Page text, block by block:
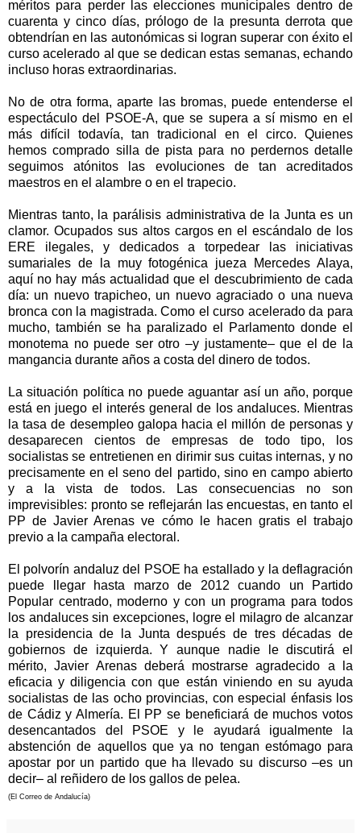
méritos para perder las elecciones municipales dentro de
cuarenta y cinco días, prólogo de la presunta derrota que
obtendrían en las autonómicas si logran superar con éxito el
curso acelerado al que se dedican estas semanas, echando
incluso horas extraordinarias.
No de otra forma, aparte las bromas, puede entenderse el
espectáculo del PSOE-A, que se supera a sí mismo en el
más difícil todavía, tan tradicional en el circo. Quienes
hemos comprado silla de pista para no perdernos detalle
seguimos atónitos las evoluciones de tan acreditados
maestros en el alambre o en el trapecio.
Mientras tanto, la parálisis administrativa de la Junta es un
clamor. Ocupados sus altos cargos en el escándalo de los
ERE ilegales, y dedicados a torpedear las iniciativas
sumariales de la muy fotogénica jueza Mercedes Alaya,
aquí no hay más actualidad que el descubrimiento de cada
día: un nuevo trapicheo, un nuevo agraciado o una nueva
bronca con la magistrada. Como el curso acelerado da para
mucho, también se ha paralizado el Parlamento donde el
monotema no puede ser otro –y justamente– que el de la
mangancia durante años a costa del dinero de todos.
La situación política no puede aguantar así un año, porque
está en juego el interés general de los andaluces. Mientras
la tasa de desempleo galopa hacia el millón de personas y
desaparecen cientos de empresas de todo tipo, los
socialistas se entretienen en dirimir sus cuitas internas, y no
precisamente en el seno del partido, sino en campo abierto
y a la vista de todos. Las consecuencias no son
imprevisibles: pronto se reflejarán las encuestas, en tanto el
PP de Javier Arenas ve cómo le hacen gratis el trabajo
previo a la campaña electoral.
El polvorín andaluz del PSOE ha estallado y la deflagración
puede llegar hasta marzo de 2012 cuando un Partido
Popular centrado, moderno y con un programa para todos
los andaluces sin excepciones, logre el milagro de alcanzar
la presidencia de la Junta después de tres décadas de
gobiernos de izquierda. Y aunque nadie le discutirá el
mérito, Javier Arenas deberá mostrarse agradecido a la
eficacia y diligencia con que están viniendo en su ayuda
socialistas de las ocho provincias, con especial énfasis los
de Cádiz y Almería. El PP se beneficiará de muchos votos
desencantados del PSOE y le ayudará igualmente la
abstención de aquellos que ya no tengan estómago para
apostar por un partido que ha llevado su discurso –es un
decir– al reñidero de los gallos de pelea.
(El Correo de Andalucía)